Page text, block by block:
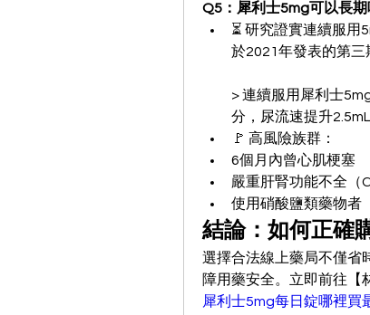
Q5：犀利士5mg可以長
⏳ 研究證實連續服用
於2021年發表的第
> 連續服用犀利士
分，尿流速提升
🚩 高風險族群：
6個月內曾心肌梗塞
嚴重肝腎功能不全（
使用硝酸鹽類藥物者
結論：如何正確
選擇合法線上藥局不僅省
障用藥安全。立即前往【
犀利士5mg每日錠哪裡買